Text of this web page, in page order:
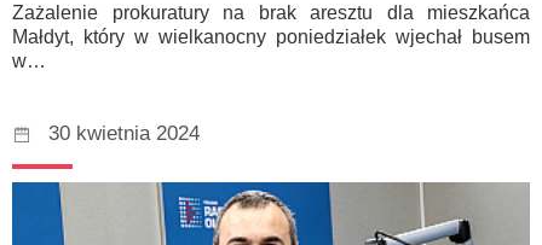
Zażalenie prokuratury na brak aresztu dla mieszkańca
Małdyt, który w wielkanocny poniedziałek wjechał busem
w…
30 kwietnia 2024